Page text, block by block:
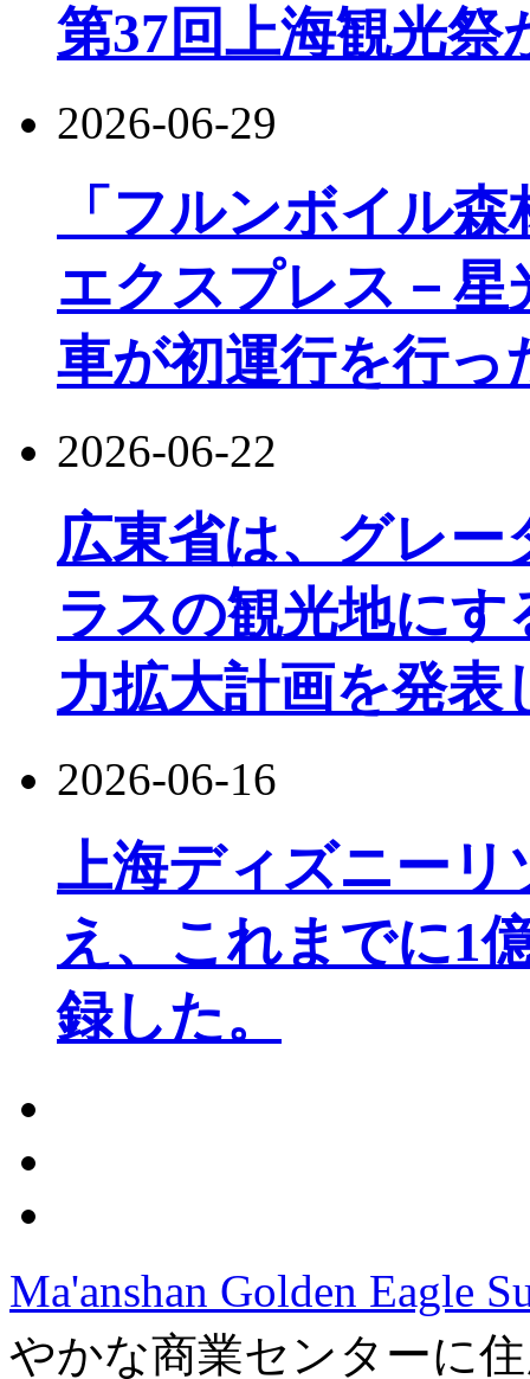
第37回上海観光祭
2026-06-29
「フルンボイル
エクスプレス－星
車が初運行を行っ
2026-06-22
広東省は、グレ
ラスの観光地に
力拡大計画を発表
2026-06-16
上海ディズニーリ
え、これまでに1
録した。
Ma'anshan Golden Eagle
やかな商業センターに